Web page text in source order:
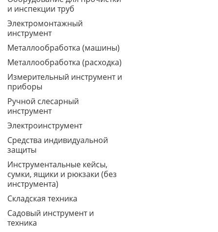
и инспекции труб
Электромонтажный
инструмент
Металлообработка (машины)
Металлообработка (расходка)
Измерительный инструмент и
приборы
Ручной слесарный
инструмент
Электроинструмент
Средства индивидуальной
защиты
Инструментальные кейсы,
сумки, ящики и рюкзаки (без
инструмента)
Складская техника
Садовый инструмент и
техника